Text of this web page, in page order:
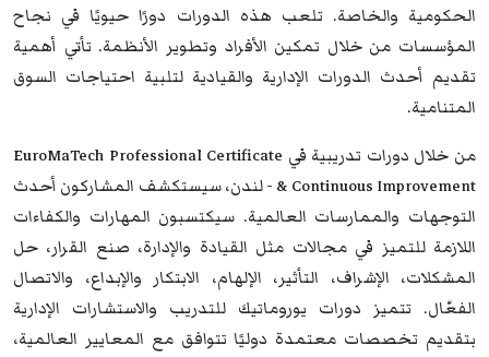
الحكومية والخاصة. تلعب هذه الدورات دورًا حيويًا في نجاح
المؤسسات من خلال تمكين الأفراد وتطوير الأنظمة. تأتي أهمية
تقديم أحدث الدورات الإدارية والقيادية لتلبية احتياجات السوق
المتنامية.
من خلال دورات تدريبية في EuroMaTech Professional Certificate
& Continuous Improvement - لندن، سيستكشف المشاركون أحدث
التوجهات والممارسات العالمية. سيكتسبون المهارات والكفاءات
اللازمة للتميز في مجالات مثل القيادة والإدارة، صنع القرار، حل
المشكلات، الإشراف، التأثير، الإلهام، الابتكار والإبداع، والاتصال
الفعّال. تتميز دورات يوروماتيك للتدريب والاستشارات الإدارية
بتقديم تخصصات معتمدة دوليًا تتوافق مع المعايير العالمية،